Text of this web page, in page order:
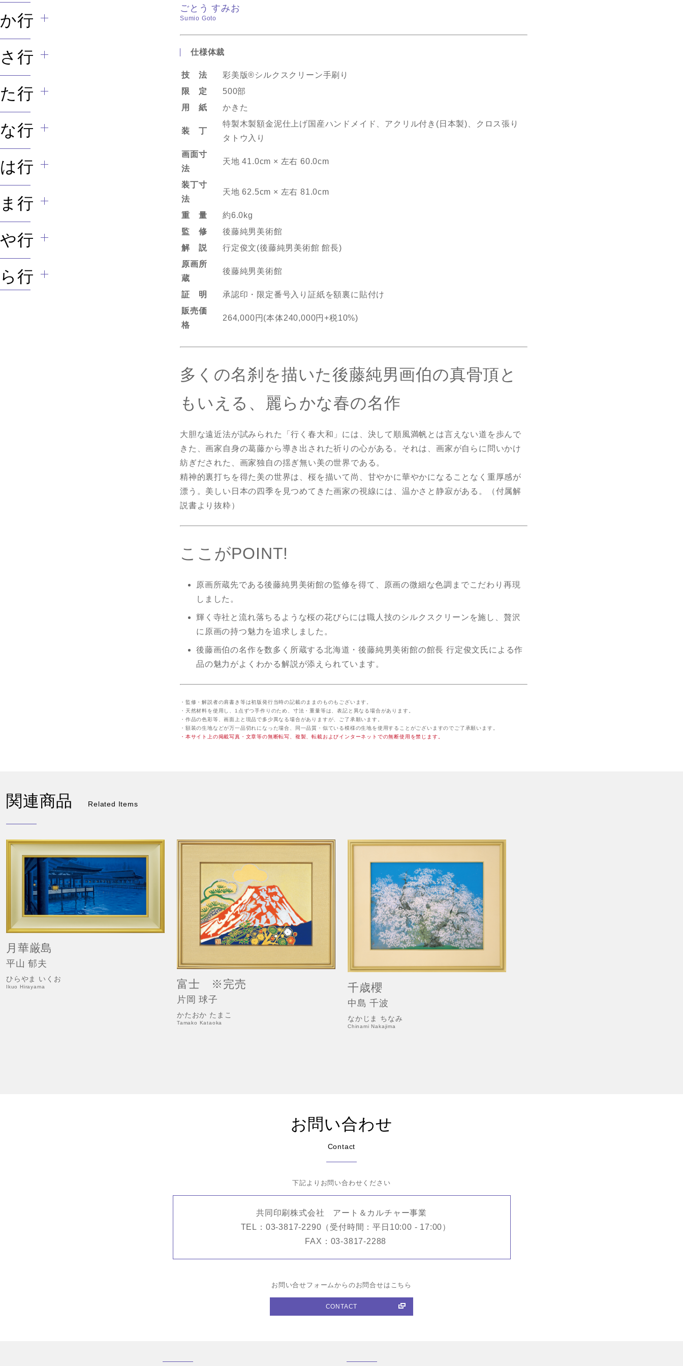
ごとう すみお
Sumio Goto
仕様体裁
技 法
彩美版®シルクスクリーン手刷り
限 定
500部
用 紙
かきた
装 丁
特製木製額金泥仕上げ国産ハンドメイド、アクリル付き(日本製)、クロス張り
タトウ入り
画面寸
法
天地 41.0cm × 左右 60.0cm
装丁寸
法
天地 62.5cm × 左右 81.0cm
重 量
約6.0kg
監 修
後藤純男美術館
解 説
行定俊文(後藤純男美術館 館長)
原画所
蔵
後藤純男美術館
証 明
承認印・限定番号入り証紙を額裏に貼付け
販売価
格
264,000円(本体240,000円+税10%)
多くの名刹を描いた後藤純男画伯の真骨頂と
もいえる、麗らかな春の名作
大胆な遠近法が試みられた「行く春大和」には、決して順風満帆とは言えない道を歩んで
きた、画家自身の葛藤から導き出された祈りの心がある。それは、画家が自らに問いかけ
紡ぎだされた、画家独自の揺ぎ無い美の世界である。
精神的裏打ちを得た美の世界は、桜を描いて尚、甘やかに華やかになることなく重厚感が
漂う。美しい日本の四季を見つめてきた画家の視線には、温かさと静寂がある。（付属解
説書より抜粋）
ここがPOINT!
原画所蔵先である後藤純男美術館の監修を得て、原画の微細な色調までこだわり再現
しました。
輝く寺社と流れ落ちるような桜の花びらには職人技のシルクスクリーンを施し、贅沢
に原画の持つ魅力を追求しました。
後藤画伯の名作を数多く所蔵する北海道・後藤純男美術館の館長 行定俊文氏による作
品の魅力がよくわかる解説が添えられています。
・監修・解説者の肩書き等は初版発行当時の記載のままのものもございます。
・天然材料を使用し、1点ずつ手作りのため、寸法・重量等は、表記と異なる場合があります。
・作品の色彩等、画面上と現品で多少異なる場合がありますが、ご了承願います。
・額装の生地などが万一品切れになった場合、同一品質・似ている模様の生地を使用することがございますのでご了承願います。
・本サイト上の掲載写真・文章等の無断転写、複製、転載およびインターネットでの無断使用を禁じます。
か行
さ行
た行
な行
は行
ま行
や行
ら行
関連商品 Related Items
月華厳島
平山 郁夫
ひらやま いくお
Ikuo Hirayama 富士 ※完売
片岡 球子
かたおか たまこ
Tamako Kataoka
千歳櫻
中島 千波
なかじま ちなみ
Chinami Nakajima
お問い合わせ
Contact
下記よりお問い合わせください
共同印刷株式会社 アート＆カルチャー事業
TEL：03-3817-2290（受付時間：平日10:00 - 17:00）
FAX：03-3817-2288
お問い合せフォームからのお問合せはこちら
CONTACT